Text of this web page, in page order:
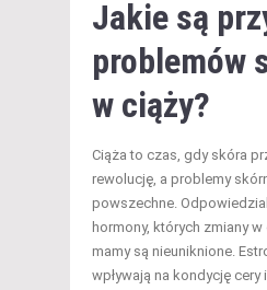
Jakie są
problemów
w ciąży?
Ciąża to czas, gdy skóra
rewolucję, a problemy
powszechne.
hormony, których zmiany
mamy są nieuniknione.
wpływają na kondycję cery